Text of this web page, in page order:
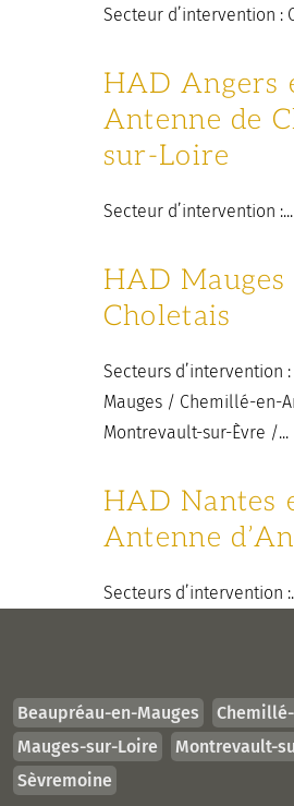
Secteur d’intervention :
HAD Angers
Antenne de
sur-Loire
Secteur d’intervention :...
HAD Mauges
Choletais
Secteurs d’intervention
Mauges / Chemillé-en-
Montrevault-sur-Èvre /...
HAD Nantes
Antenne
Secteurs d’intervention
Beaupréau-en-Mauges
Mauges-sur-Loire
Montrevault-
Sèvremoine